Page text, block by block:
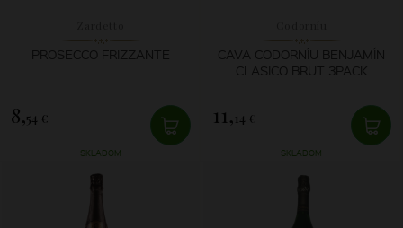
PROSECCO FRIZZANTE
8,54 €
SKLADOM
CAVA CODORNÍU BENJAMÍN
CLASICO BRUT 3PACK
11, 14 €
SKLADOM